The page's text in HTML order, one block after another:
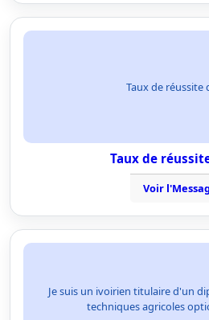
Taux de réussite
Taux de
Voir
Je suis un ivoirien titulaire d'un
techniques agricoles